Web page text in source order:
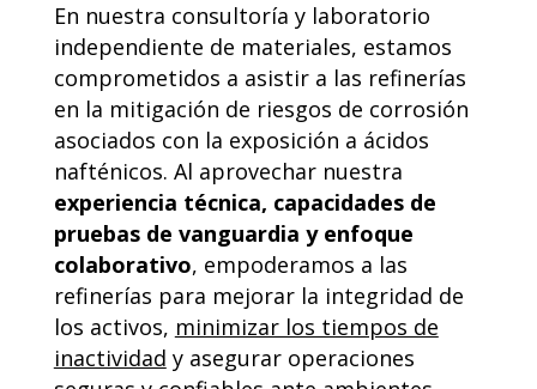
En nuestra consultoría y laboratorio
independiente de materiales, estamos
comprometidos a asistir a las refinerías
en la mitigación de riesgos de corrosión
asociados con la exposición a ácidos
nafténicos. Al aprovechar nuestra
experiencia técnica, capacidades de
pruebas de vanguardia y enfoque
colaborativo, empoderamos a las
refinerías para mejorar la integridad de
los activos, minimizar los tiempos de
inactividad y asegurar operaciones